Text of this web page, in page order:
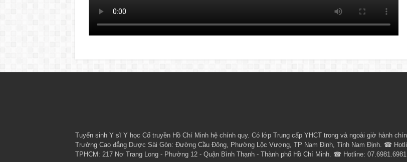
Tuyển sinh Y sĩ Y học Cổ truyền Hồ Chí Minhhệ chính quy. Có lớp Trung cấp YHCTtrong và ngoài giờ hành
Trường Cao đẳng Dược Sài Gòn: Đường Cầu Đông, Phường Lộc Vượng, TP Nam Định, Tỉnh Nam Định. ☎
TPHCM: 217 Nơ Trang Long - Phường 12 - Quận Bình Thạnh - Thành phố Hồ Chí Minh. ☎ Hotline: